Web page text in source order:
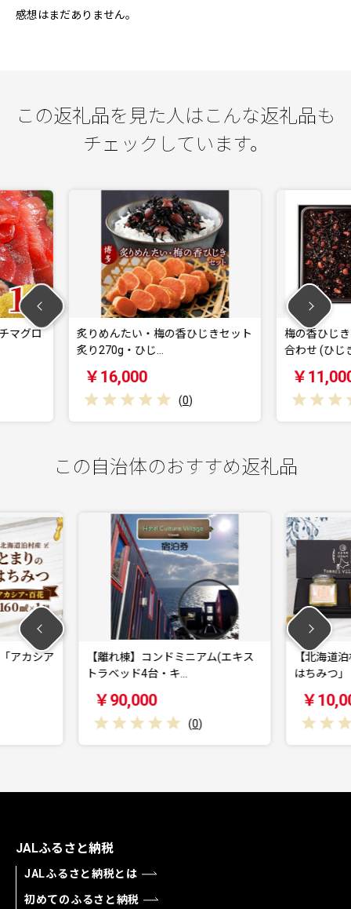
感想はまだありません。
この返礼品を見た人はこんな返礼品も
チェックしています。
梅の香ひじきセット
梅の香ひじき・炙りめんたい 詰め
合わせ (ひじき1…
￥11,000
この自治体のおすすめ返礼品
ンドミニアム(エキス
【北海道泊村】とまりの「アカシア
はちみつ」・「百花…
￥10,000
JALふるさと納税
JALふるさと納税とは
初めてのふるさと納税